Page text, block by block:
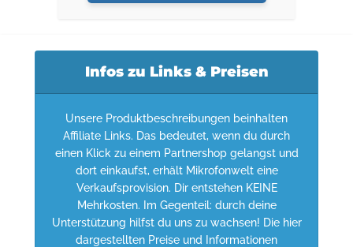
Infos zu Links & Preisen
Unsere Produktbeschreibungen beinhalten
Affiliate Links. Das bedeutet, wenn du durch
einen Klick zu einem Partnershop gelangst und
dort einkaufst, erhält Mikrofonwelt eine
Verkaufsprovision. Dir entstehen KEINE
Mehrkosten. Im Gegenteil: durch deine
Unterstützung hilfst du uns zu wachsen! Die hier
dargestellten Preise und Informationen